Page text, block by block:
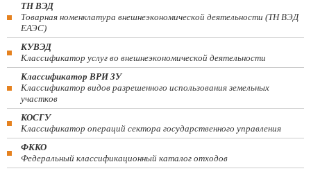
ТН ВЭД
Товарная номенклатура внешнеэкономической деятельности (ТН ВЭД
ЕАЭС)
КУВЭД
Классификатор услуг во внешнеэкономической деятельности
Классификатор ВРИ ЗУ
Классификатор видов разрешенного использования земельных
участков
КОСГУ
Классификатор операций сектора государственного управления
ФККО
Федеральный классификационный каталог отходов